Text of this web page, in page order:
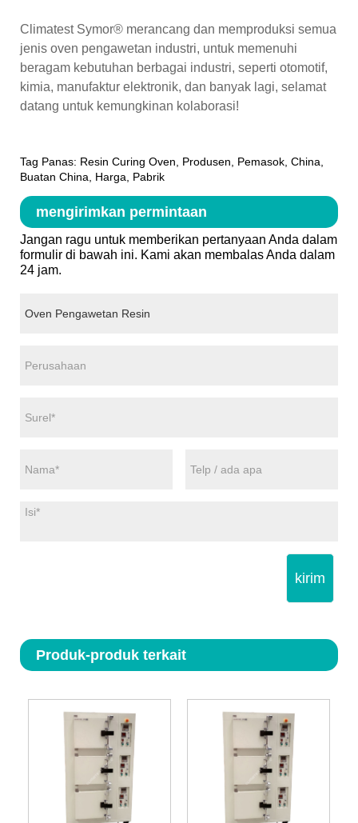
Climatest Symor® merancang dan memproduksi semua
jenis oven pengawetan industri, untuk memenuhi
beragam kebutuhan berbagai industri, seperti otomotif,
kimia, manufaktur elektronik, dan banyak lagi, selamat
datang untuk kemungkinan kolaborasi!
Tag Panas: Resin Curing Oven, Produsen, Pemasok, China,
Buatan China, Harga, Pabrik
mengirimkan permintaan
Jangan ragu untuk memberikan pertanyaan Anda dalam
formulir di bawah ini. Kami akan membalas Anda dalam
24 jam.
kirim
Produk-produk terkait